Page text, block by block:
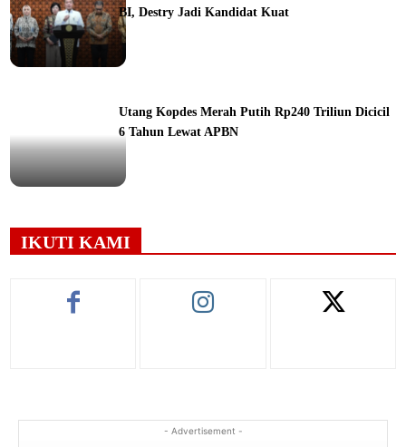
BI, Destry Jadi Kandidat Kuat
Utang Kopdes Merah Putih Rp240 Triliun Dicicil
6 Tahun Lewat APBN
IKUTI KAMI
- Advertisement -